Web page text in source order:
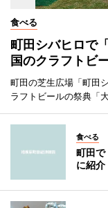
食べる
町田シバヒロで
国のクラフトビ
町田の芝生広場「町田
ラフトビールの祭典「
食べる
町田
に紹介